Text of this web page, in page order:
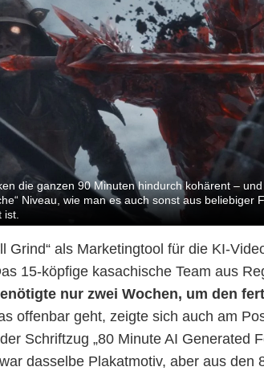
die ganzen 90 Minuten hindurch kohärent –
Niveau, wie man es auch sonst aus beliebiger
ist.
Grind“ als Marketingtool für die KI-
15-köpfige kasachische Team aus
nur zwei Wochen, um den
offenbar geht, zeigte sich auch am
Schriftzug „80 Minute AI Generated
dasselbe Plakatmotiv, aber aus den